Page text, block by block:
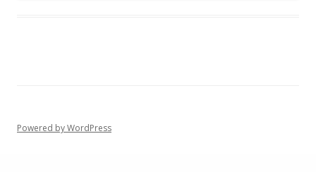
Powered by WordPress